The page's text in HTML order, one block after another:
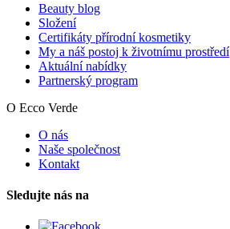
Beauty blog
Složení
Certifikáty přírodní kosmetiky
My a náš postoj k životnímu prostředí
Aktuální nabídky
Partnerský program
O Ecco Verde
O nás
Naše společnost
Kontakt
Sledujte nás na